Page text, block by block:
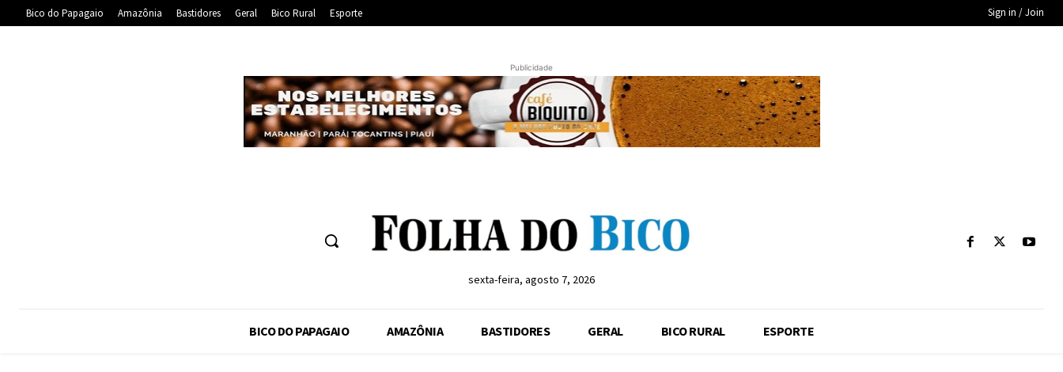
Bico do Papagaio Amazônia Bastidores Geral Bico Rural Esporte Sign in / Join
Publicidade
sexta-feira, agosto 7, 2026
BICO DO PAPAGAIO AMAZÔNIA BASTIDORES GERAL BICO RURAL ESPORTE